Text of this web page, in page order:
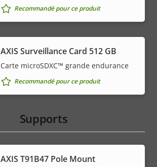
Recommandé pour ce produit
AXIS Surveillance Card 512 GB
Carte microSDXC™ grande endurance
Recommandé pour ce produit
Supports
AXIS T91B47 Pole Mount